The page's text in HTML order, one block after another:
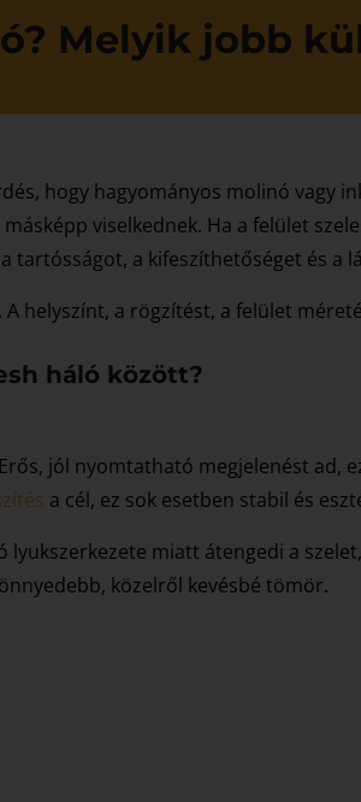
Melyik jobb
hogy hagyományos molinó vagy
viselkednek. Ha a felület
tartósságot, a kifeszíthetőséget és a
helyszínt, a rögzítést, a felület
háló között?
jól nyomtatható megjelenést
a cél, ez sok esetben stabil és
miatt átengedi a
közelről kevésbé tömör.